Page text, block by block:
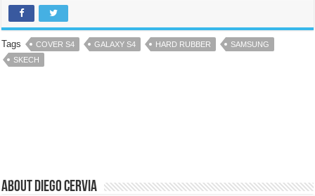
Tags COVER S4 GALAXY S4 HARD RUBBER
SAMSUNG
SKECH
About Diego Cervia